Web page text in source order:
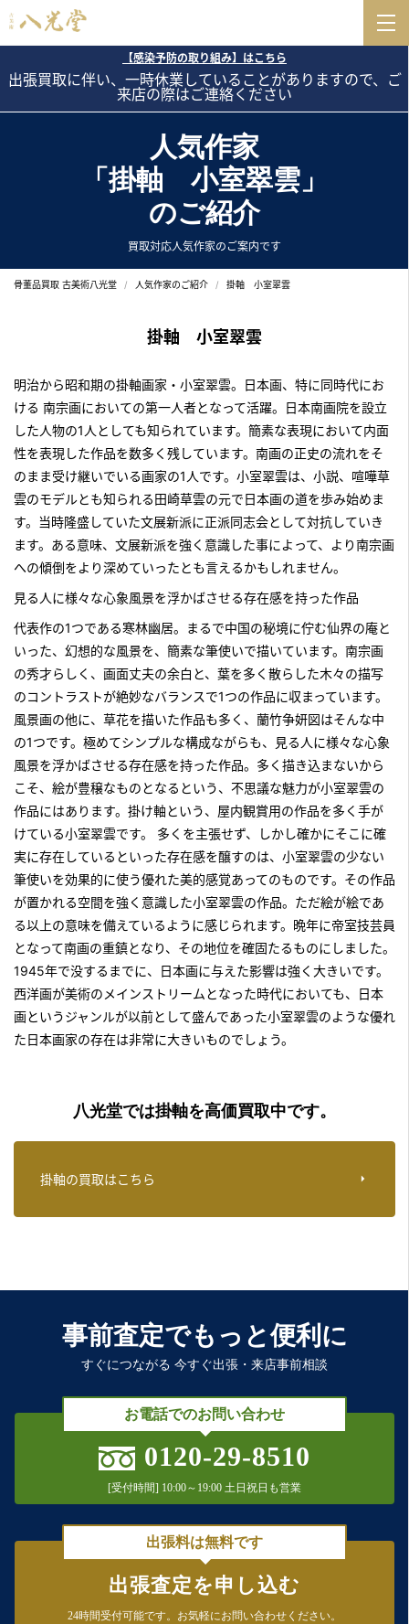
【感染予防の取り組み】はこちら
出張買取に伴い、一時休業していることがありますので、ご
来店の際はご連絡ください
人気作家
「掛軸 小室翠雲」
のご紹介
買取対応人気作家のご案内です
骨董品買取 古美術八光堂 人気作家のご紹介 掛軸 小室翠雲
掛軸 小室翠雲
明治から昭和期の掛軸画家・小室翠雲。日本画、特に同時代にお
ける 南宗画においての第一人者となって活躍。日本南画院を設立
した人物の1人としても知られています。簡素な表現において内面
性を表現した作品を数多く残しています。南画の正史の流れをそ
のまま受け継いでいる画家の1人です。小室翠雲は、小説、喧嘩草
雲のモデルとも知られる田崎草雲の元で日本画の道を歩み始めま
す。当時隆盛していた文展新派に正派同志会として対抗していき
ます。ある意味、文展新派を強く意識した事によって、より南宗画
への傾倒をより深めていったとも言えるかもしれません。
見る人に様々な心象風景を浮かばさせる存在感を持った作品
代表作の1つである寒林幽居。まるで中国の秘境に佇む仙界の庵と
いった、幻想的な風景を、簡素な筆使いで描いています。南宗画
の秀才らしく、画面丈夫の余白と、葉を多く散らした木々の描写
のコントラストが絶妙なバランスで1つの作品に収まっています。
風景画の他に、草花を描いた作品も多く、蘭竹争妍図はそんな中
の1つです。極めてシンプルな構成ながらも、見る人に様々な心象
風景を浮かばさせる存在感を持った作品。多く描き込まないから
こそ、絵が豊穣なものとなるという、不思議な魅力が小室翠雲の
作品にはあります。掛け軸という、屋内観賞用の作品を多く手が
けている小室翠雲です。 多くを主張せず、しかし確かにそこに確
実に存在しているといった存在感を醸すのは、小室翠雲の少ない
筆使いを効果的に使う優れた美的感覚あってのものです。その作品
が置かれる空間を強く意識した小室翠雲の作品。ただ絵が絵であ
る以上の意味を備えているように感じられます。晩年に帝室技芸員
となって南画の重鎮となり、その地位を確固たるものにしました。
1945年で没するまでに、日本画に与えた影響は強く大きいです。
西洋画が美術のメインストリームとなった時代においても、日本
画というジャンルが以前として盛んであった小室翠雲のような優れ
た日本画家の存在は非常に大きいものでしょう。
八光堂では掛軸を高価買取中です。
掛軸の買取はこちら
事前査定でもっと便利に
すぐにつながる 今すぐ出張・来店事前相談
お電話でのお問い合わせ
0120-29-8510
[受付時間] 10:00～19:00 土日祝日も営業
出張料は無料です
出張査定を申し込む
24時間受付可能です。 お気軽にお問い合わせください。